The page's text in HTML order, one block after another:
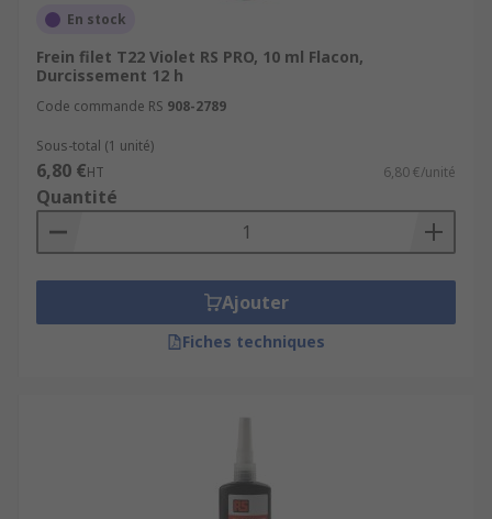
En stock
Frein filet T22 Violet RS PRO, 10 ml Flacon,
Durcissement 12 h
Code commande RS 908-2789
Sous-total (1 unité)
6,80 €HT 6,80 €/unité
Quantité
Ajouter
Fiches techniques